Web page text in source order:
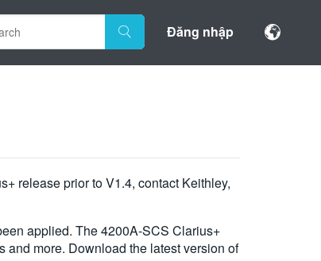
Đăng nhập
release prior to V1.4, contact Keithley,
applied. The 4200A-SCS Clarius+
and more. Download the latest version of